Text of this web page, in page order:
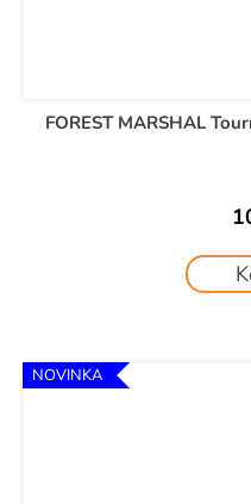
FOREST MARSHAL
NOVINKA